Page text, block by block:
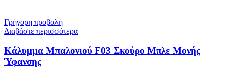
Γρήγορη προβολή
Διαβάστε περισσότερα
Κάλυμμα Μπαλονιού F03 Σκούρο Μπλε Μονής
Ύφανσης